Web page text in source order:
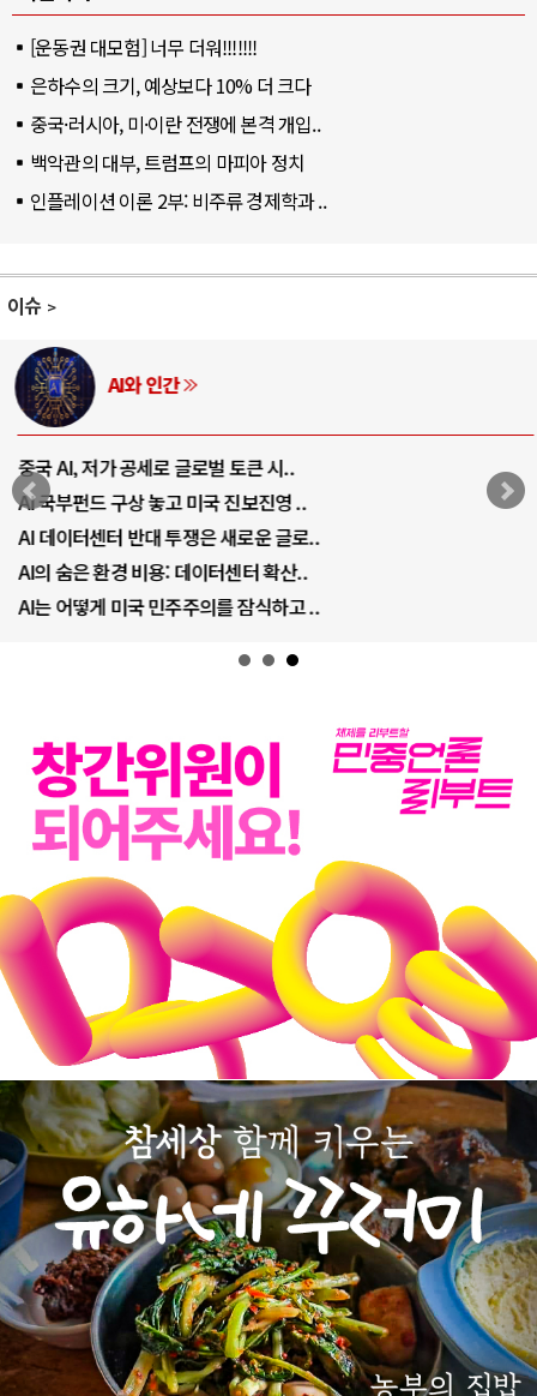
[운동권 대모험] 너무 더워!!!!!!!
은하수의 크기, 예상보다 10% 더 크다
중국·러시아, 미·이란 전쟁에 본격 개입..
백악관의 대부, 트럼프의 마피아 정치
인플레이션 이론 2부: 비주류 경제학과 ..
이슈
AI와 인간
중국 AI, 저가 공세로 글로벌 토큰 시..
AI 국부펀드 구상 놓고 미국 진보진영 ..
AI 데이터센터 반대 투쟁은 새로운 글로..
AI의 숨은 환경 비용: 데이터센터 확산..
AI는 어떻게 미국 민주주의를 잠식하고 ..